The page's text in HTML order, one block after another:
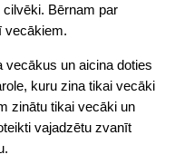
Bērnam par
vecākiem.
un aicina doties
kuru zina tikai vecāki
zinātu tikai vecāki un
vajadzētu zvanīt